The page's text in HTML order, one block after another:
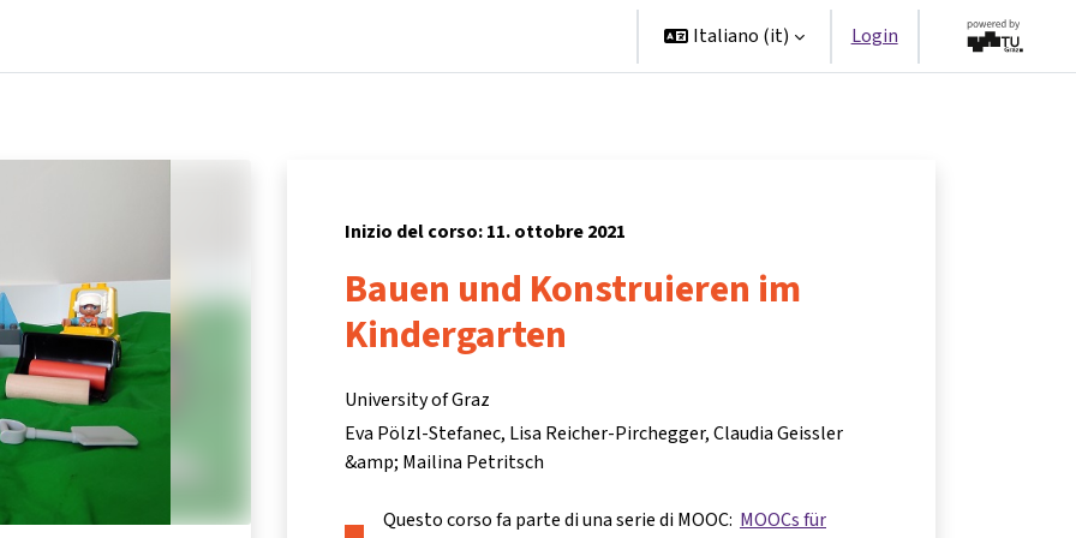
Italiano ‎(it)‎ Login
Inizio del corso: 11. ottobre 2021
Bauen und Konstruieren im
Kindergarten
University of Graz
Eva Pölzl-Stefanec, Lisa Reicher-Pirchegger, Claudia Geissler
&amp; Mailina Petritsch
Questo corso fa parte di una serie di MOOC: MOOCs für